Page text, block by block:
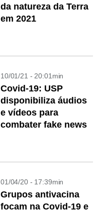
da natureza da Terra
em 2021
10/01/21 - 20:01min
Covid-19: USP
disponibiliza áudios
e vídeos para
combater fake news
01/04/20 - 17:39min
Grupos antivacina
focam na Covid-19 e